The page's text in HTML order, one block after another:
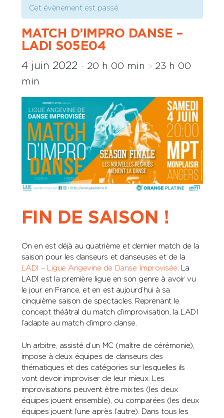
Cet évènement est passé.
MATCH D’IMPRO DANSE –
LADI S05E04
4 juin 2022 – 20 h 00 min > 23 h 00
min
FIN DE SAISON !
On en est déjà au quatrième et dernier match de la
saison pour les danseurs et danseuses et de la
LADI – Ligue Angevine de Danse Improvisée. La
LADI est la première ligue en son genre à avoir vu
le jour en France, et en est aujourd’hui à sa
cinquième saison de spectacles. Reprenant le
concept théâtral du match d’improvisation, la LADI
l’adapte au match d’impro danse.
Un arbitre, assisté d’un MC (maître de cérémonie),
impose à deux équipes de danseurs des
thématiques et des catégories sur lesquelles ils
vont devoir improviser de leur mieux. Les
improvisations peuvent être mixtes (les deux
équipes jouent ensemble), ou comparées (les deux
équipes jouent l’une après l’autre). Dans tous les